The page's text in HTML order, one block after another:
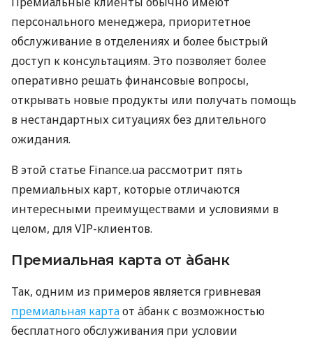
персонального менеджера, приоритетное
обслуживание в отделениях и более быстрый
доступ к консультациям. Это позволяет более
оперативно решать финансовые вопросы,
открывать новые продукты или получать помощь
в нестандартных ситуациях без длительного
ожидания.
В этой статье Finance.ua рассмотрит пять
премиальных карт, которые отличаются
интересными преимуществами и условиями в
целом, для VIP-клиентов.
Премиальная карта от àбанк
Так, одним из примеров является гривневая
премиальная картаот àбанк с возможностью
бесплатного обслуживания при условии